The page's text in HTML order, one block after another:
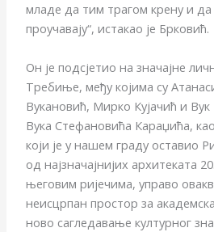
младе да тим трагом крену и
проучавају“, истакао је Брковић.
Он је подсјетио на значајне
Требиње, међу којима су
Вукановић, Мирко Кујачић и
Вука Стефановића Караџића,
који је у нашем граду оставио
од најзначајнијих архитеката
његовим ријечима, управо
неисцрпан простор за
ново сагледавање културног